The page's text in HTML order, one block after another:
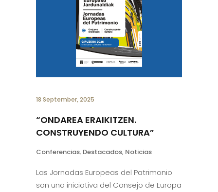
18 September, 2025
“ONDAREA ERAIKITZEN.
CONSTRUYENDO CULTURA”
Conferencias, Destacados, Noticias
Las Jornadas Europeas del Patrimonio
son una iniciativa del Consejo de Europa